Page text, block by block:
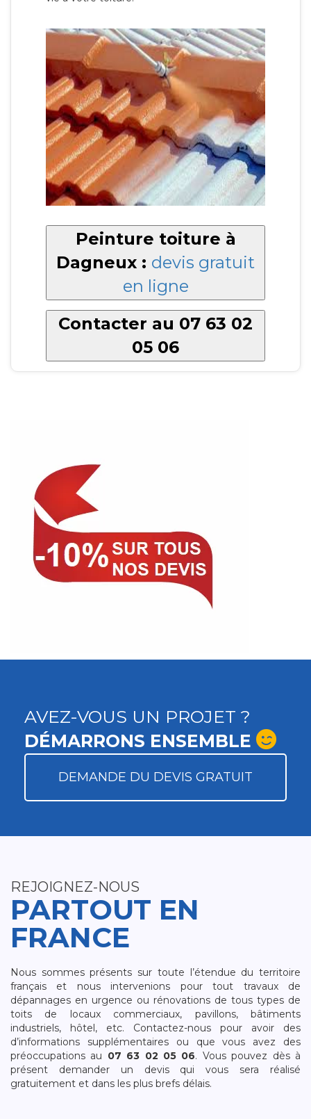
Peinture toiture à
Dagneux : devis gratuit
en ligne
Contacter au 07 63 02
05 06
AVEZ-VOUS UN PROJET ?
DÉMARRONS ENSEMBLE
DEMANDE DU DEVIS GRATUIT
REJOIGNEZ-NOUS
PARTOUT EN
FRANCE
Nous sommes présents sur toute l’étendue du territoire
français et nous intervenions pour tout travaux de
dépannages en urgence ou rénovations de tous types de
toits de locaux commerciaux, pavillons, bâtiments
industriels, hôtel, etc. Contactez-nous pour avoir des
d’informations supplémentaires ou que vous avez des
préoccupations au 07 63 02 05 06. Vous pouvez dès à
présent demander un devis qui vous sera réalisé
gratuitement et dans les plus brefs délais.